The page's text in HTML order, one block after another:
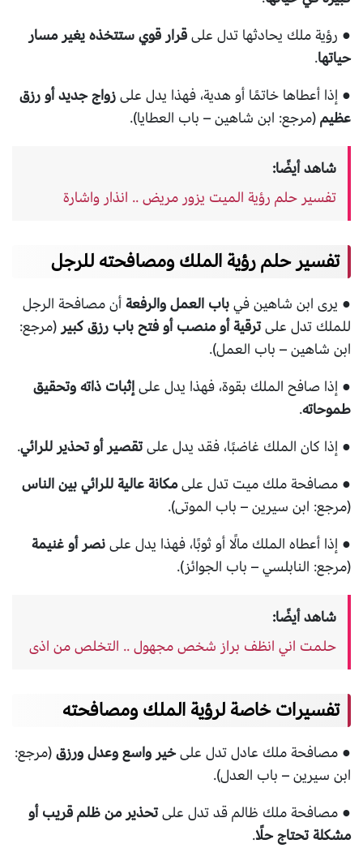
● رؤية ملك يحادثها تدل علىقرار قوي ستتخذه يغير مسار
حياتها.
● إذا أعطاها خاتمًا أو هدية، فهذا يدل علىزواج جديد أو رزق
عظيم(مرجع: ابن شاهين – باب العطايا).
شاهد أيضًا:
تفسير حلم رؤية الميت يزور مريض .. انذار واشارة
تفسير حلم رؤية الملك ومصافحته للرجل
● يرى ابن شاهين فيباب العمل والرفعةأن مصافحة الرجل
للملك تدل علىترقية أو منصب أو فتح باب رزق كبير(مرجع:
ابن شاهين – باب العمل).
● إذا صافح الملك بقوة، فهذا يدل علىإثبات ذاته وتحقيق
طموحاته.
● إذا كان الملك غاضبًا، فقد يدل علىتقصير أو تحذير للرائي.
● مصافحة ملك ميت تدل علىمكانة عالية للرائي بين الناس
(مرجع: ابن سيرين – باب الموتى).
● إذا أعطاه الملك مالًا أو ثوبًا، فهذا يدل علىنصر أو غنيمة
(مرجع: النابلسي – باب الجوائز).
شاهد أيضًا:
حلمت اني انظف براز شخص مجهول .. التخلص من اذى
تفسيرات خاصة لرؤية الملك ومصافحته
● مصافحة ملك عادل تدل علىخير واسع وعدل ورزق(مرجع:
ابن سيرين – باب العدل).
● مصافحة ملك ظالم قد تدل علىتحذير من ظلم قريب أو
مشكلة تحتاج حلًا.